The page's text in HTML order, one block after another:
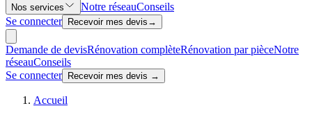
Nos services Notre réseauConseils
Se connecter
Recevoir mes devis →
Demande de devisRénovation complèteRénovation par pièceNotre
réseauConseils
Se connecter
Recevoir mes devis →
Accueil